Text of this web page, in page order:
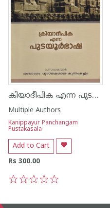
കിയാദീപിക എന്ന പുടയൂര്‍ഭാഷ
Multiple Authors
Kanippayur Panchangam
Pustakasala
Add to Cart
Rs 300.00